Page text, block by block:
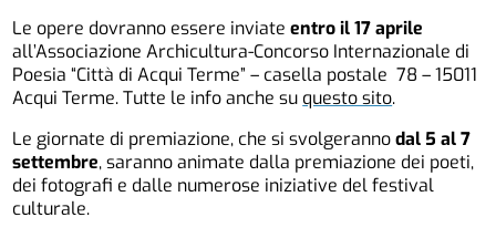
Le opere dovranno essere inviateentro il 17 aprile
all’Associazione Archicultura-Concorso Internazionale di
Poesia “Città di Acqui Terme” – casella postale 78 – 15011
Acqui Terme. Tutte le info anche su questo sito.
Le giornate di premiazione, che si svolgerannodal 5 al 7
settembre, saranno animate dalla premiazione dei poeti,
dei fotografi e dalle numerose iniziative del festival
culturale.